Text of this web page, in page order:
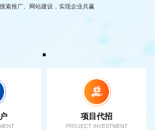
索推广、网站建设，实现企业共赢
.
项目代招
PROJECT INVESTMENT